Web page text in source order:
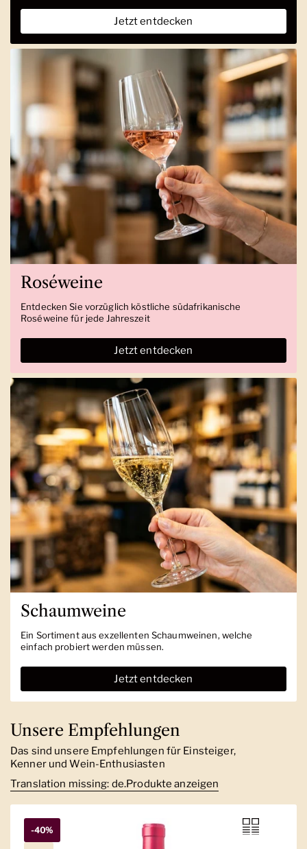
Jetzt entdecken
Roséweine
Entdecken Sie vorzüglich köstliche südafrikanische
Roséweine für jede Jahreszeit
Jetzt entdecken
Schaumweine
Ein Sortiment aus exzellenten Schaumweinen, welche
einfach probiert werden müssen.
Jetzt entdecken
Unsere Empfehlungen
Das sind unsere Empfehlungen für Einsteiger,
Kenner und Wein-Enthusiasten
Translation missing: de.Produkte anzeigen
-40%